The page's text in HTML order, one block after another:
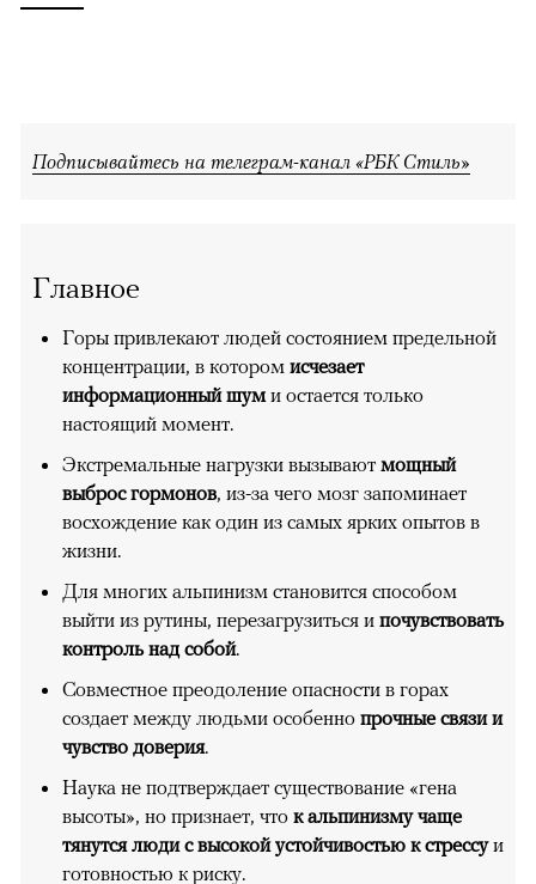
Подписывайтесь на телеграм-канал «РБК Стиль»
Главное
Горы привлекают людей состоянием предельной
концентрации, в котором исчезает
информационный шуми остается только
настоящий момент.
Экстремальные нагрузки вызывают мощный
выброс гормонов, из-за чего мозг запоминает
восхождение как один из самых ярких опытов в
жизни.
Для многих альпинизм становится способом
выйти из рутины, перезагрузиться и почувствовать
контроль над собой.
Совместное преодоление опасности в горах
создает между людьми особенно прочные связи и
чувство доверия.
Наука не подтверждает существование «гена
высоты», но признает, что к альпинизму чаще
тянутся люди с высокой устойчивостью к стрессуи
готовностью к риску.